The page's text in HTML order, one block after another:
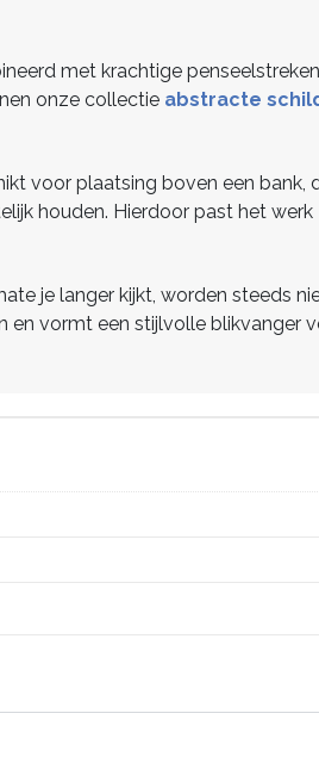
met krachtige
onze collectie abstracte
voor plaatsing boven een bank,
houden. Hierdoor past het werk
je langer kijkt, worden steeds
en vormt een stijlvolle blikvanger